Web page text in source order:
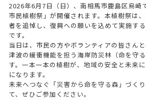
2026年6月7日（日）、南相馬市鹿島区烏崎
市民植樹祭」が開催されます。本植樹祭は
者を追悼し、復興への願いを込めて実施す
です。
当日は、市民の方やボランティアの皆さんと
津波の緩衝機能を担う海岸防災林（命を守
す。一本一本の植樹が、地域の安全と未来
になります。
未来へつなぐ「災害から命を守る森」づく
て、ぜひご参加ください。